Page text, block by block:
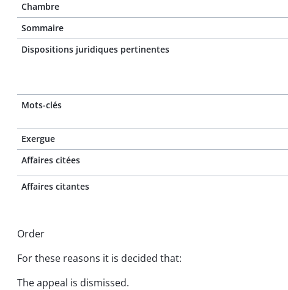
Chambre
Sommaire
Dispositions juridiques pertinentes
Mots-clés
Exergue
Affaires citées
Affaires citantes
Order
For these reasons it is decided that:
The appeal is dismissed.